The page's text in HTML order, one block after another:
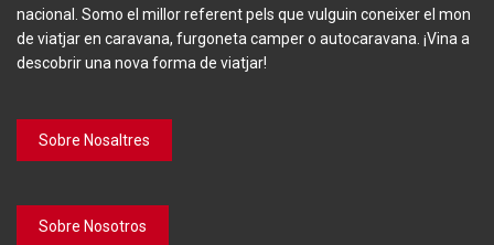
nacional. Somo el millor referent pels que vulguin coneixer el mon
de viatjar en caravana, furgoneta camper o autocaravana. ¡Vina a
descobrir una nova forma de viatjar!
Sobre Nosaltres
Sobre Nosotros